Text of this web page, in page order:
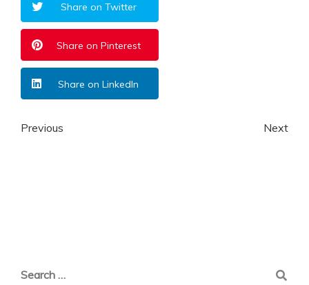
Share on Twitter
Share on Pinterest
Share on LinkedIn
Previous Next